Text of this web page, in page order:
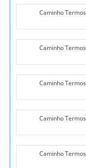
Caminho Termos
Caminho Termos
Caminho Termos
Caminho Termos
Caminho Termos